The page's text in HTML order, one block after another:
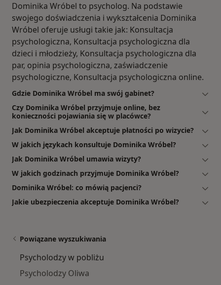
Dominika Wróbel to psycholog. Na podstawie
swojego doświadczenia i wykształcenia Dominika
Wróbel oferuje usługi takie jak: Konsultacja
psychologiczna, Konsultacja psychologiczna dla
dzieci i młodzieży, Konsultacja psychologiczna dla
par, opinia psychologiczna, zaświadczenie
psychologiczne, Konsultacja psychologiczna online.
Gdzie Dominika Wróbel ma swój gabinet?
Czy Dominika Wróbel przyjmuje online, bez
konieczności pojawiania się w placówce?
Jak Dominika Wróbel akceptuje płatności po wizycie?
W jakich językach konsultuje Dominika Wróbel?
Jak Dominika Wróbel umawia wizyty?
W jakich godzinach przyjmuje Dominika Wróbel?
Dominika Wróbel: co mówią pacjenci?
Jakie ubezpieczenia akceptuje Dominika Wróbel?
Powiązane wyszukiwania
Psycholodzy w pobliżu
Psycholodzy Oliwa